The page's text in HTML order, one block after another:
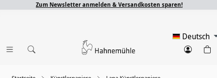
Zum Newsletter anmelden & Versandkosten sparen!
Deutsch